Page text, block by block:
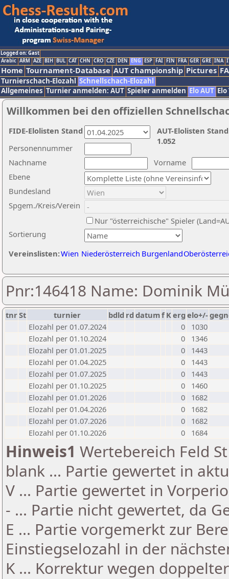
Logged on: Gast
Arabic ARM AZE BIH BUL CAT CHN CRO CZE DEN ENG ESP FAI FIN FRA GER GRE INA
Home Tournament-Database AUT championship Pictures
Turnierschach-Elozahl Schnellschach-Elozahl
Allgemeines Turnier anmelden: AUT Spieler anmelden Elo AUT
Willkommen bei den offiziellen
Nachname
Vorname
Ebene
Sortierung
Personennummer
Bundesland
Spgem./Kreis/Verein
Nur "österreichische" Spieler
Vereinslisten:Wien Niederösterreich Burgenland
AUT-Elolisten
1.052
FIDE-Elolisten Stand
Pnr:146418 Name: Dominik
tnrSt turnier bdld rd datumf Kerg elo+/-
Elozahl per 01.07.2024
0
1030
Elozahl per 01.10.2024
0
1346
Elozahl per 01.01.2025
0
1443
Elozahl per 01.04.2025
0
1443
Elozahl per 01.07.2025
0
1443
Elozahl per 01.10.2025
0
1460
Elozahl per 01.01.2026
0
1682
Elozahl per 01.04.2026
0
1682
Elozahl per 01.07.2026
0
1682
Elozahl per 01.10.2026
0 1684
Hinweis1 Wertebereich Feld
blank ... Partie gewertet in
V ... Partie gewertet in
- ... Partie nicht gewertet, da
E ... Partie vorgemerkt zur
Einstiegselozahl in der
K ... Korrektur wegen